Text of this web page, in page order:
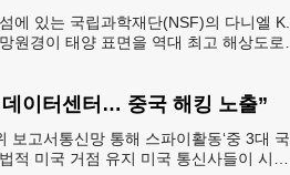
에 있는 국립과학재단(NSF)의 다니엘 K.
원경이 태양 표면을 역대 최고 해상도로
이터센터… 중국 해킹 노출”
보고서통신망 통해 스파이활동‘중 3대 국
적 미국 거점 유지 미국 통신사들이 시스